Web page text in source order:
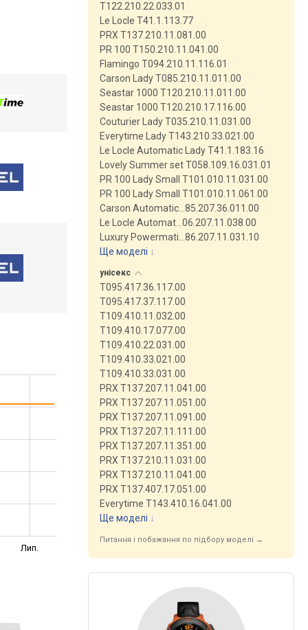
Лип.
T122.210.22.033.01
Le Locle T41.1.113.77
PRX T137.210.11.081.00
PR 100 T150.210.11.041.00
Flamingo T094.210.11.116.01
Carson Lady T085.210.11.011.00
Seastar 1000 T120.210.11.011.00
Seastar 1000 T120.210.17.116.00
Couturier Lady T035.210.11.031.00
Everytime Lady T143.210.33.021.00
Le Locle Automatic Lady T41.1.183.16
Lovely Summer set T058.109.16.031.01
PR 100 Lady Small T101.010.11.031.00
PR 100 Lady Small T101.010.11.061.00
Carson Automatic…85.207.36.011.00
Le Locle Automat…06.207.11.038.00
Luxury Powermati…86.207.11.031.10
Ще моделі ↓
унісекс
T095.417.36.117.00
T095.417.37.117.00
T109.410.11.032.00
T109.410.17.077.00
T109.410.22.031.00
T109.410.33.021.00
T109.410.33.031.00
PRX T137.207.11.041.00
PRX T137.207.11.051.00
PRX T137.207.11.091.00
PRX T137.207.11.111.00
PRX T137.207.11.351.00
PRX T137.210.11.031.00
PRX T137.210.11.041.00
PRX T137.407.17.051.00
Everytime T143.410.16.041.00
Ще моделі ↓
Питання і побажання по підбору моделі →